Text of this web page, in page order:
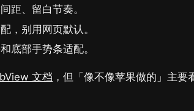
距、留白节奏。
，别用网页默认。
底部手势条适配。
文档 ，但「像不像苹果做的」主要